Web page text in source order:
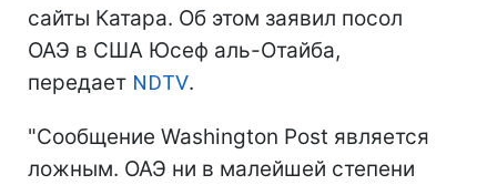
сайты Катара. Об этом заявил посол
ОАЭ в США Юсеф аль-Отайба,
передает NDTV.
"Сообщение Washington Post является
ложным. ОАЭ ни в малейшей степени